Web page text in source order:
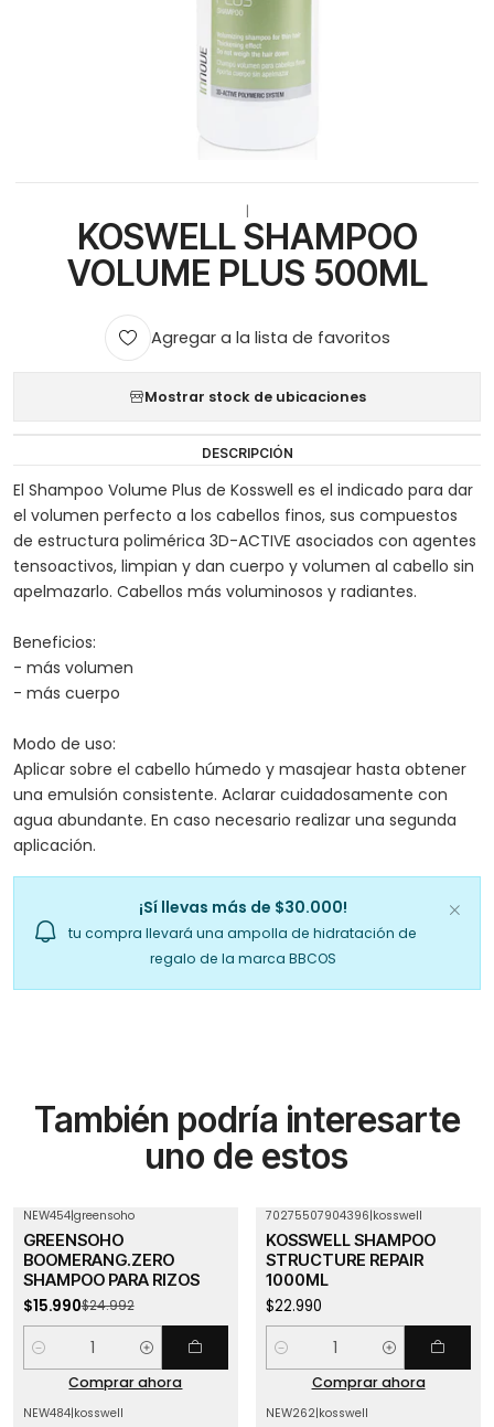
KOSWELL SHAMPOO
VOLUME PLUS 500ML
Agregar a la lista de favoritos
Mostrar stock de ubicaciones
DESCRIPCIÓN
El Shampoo Volume Plus de Kosswell es el indicado para dar
el volumen perfecto a los cabellos finos, sus compuestos
de estructura polimérica 3D-ACTIVE asociados con agentes
tensoactivos, limpian y dan cuerpo y volumen al cabello sin
apelmazarlo. Cabellos más voluminosos y radiantes.
Beneficios:
- más volumen
- más cuerpo
Modo de uso:
Aplicar sobre el cabello húmedo y masajear hasta obtener
una emulsión consistente. Aclarar cuidadosamente con
agua abundante. En caso necesario realizar una segunda
aplicación.
¡Sí llevas más de $30.000!
tu compra llevará una ampolla de hidratación de
regalo de la marca BBCOS
También podría interesarte
uno de estos
OFF
NEW454|greensoho
GREENSOHO
BOOMERANG.ZERO
SHAMPOO PARA RIZOS
$15.990$24.992
Cantidad
Comprar ahora
70275507904396|kosswell
KOSSWELL SHAMPOO
STRUCTURE REPAIR
1000ML
$22.990
Cantidad
Comprar ahora
NEW484|kosswell NEW262|kosswell